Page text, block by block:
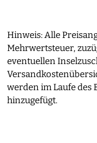
Hinweis: Alle
Mehrwertsteuer,
eventuellen
werden im Laufe des
hinzugefügt.